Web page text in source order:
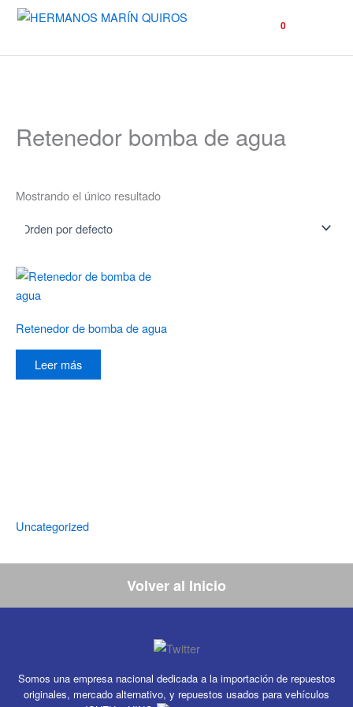
0
Uncategorized
Retenedor bomba de agua
Mostrando el único resultado
Retenedor de bomba de agua
Leer más
Volver al Inicio
Somos una empresa nacional dedicada a la importación de repuestos
originales, mercado alternativo, y repuestos usados para vehículos